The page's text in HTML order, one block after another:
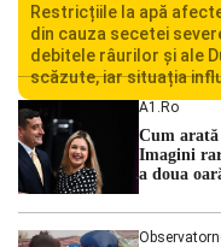
Restricțiile la apă
din cauza secetei
debitele râurilor și ale
scăzute, iar situația
Centralei Nucleare de
cu una dintre cele mai
hidrologic din ultimii
A1.ro
Cum
Imagini
a doua